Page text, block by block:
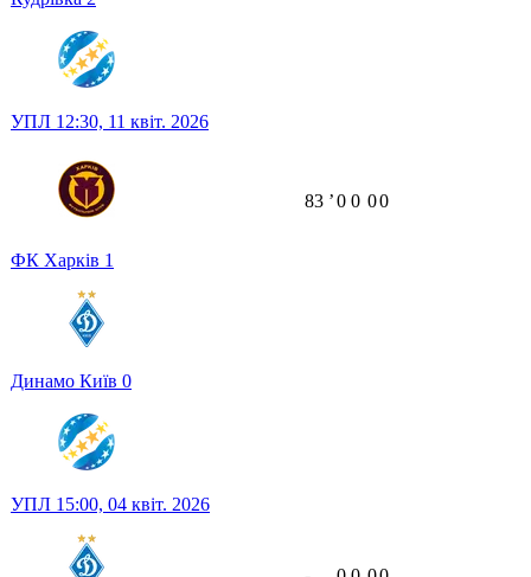
УПЛ 12:30, 11 квіт. 2026
ФК Харків 1
Динамо Київ 0
83 ʼ0 0 00
УПЛ 15:00, 04 квіт. 2026